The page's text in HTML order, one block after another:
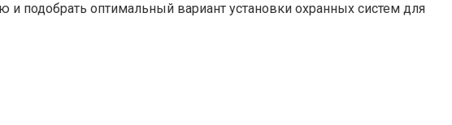
подобрать оптимальный вариант установки охранных систем для